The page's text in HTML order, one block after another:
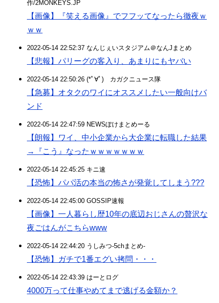
作/2MONKEYS.JP
【画像】『笑える画像』でフフッてなったら徹夜ｗ
ｗｗ
2022-05-14 22:52:37 なんじぇいスタジアム＠なんJまとめ
【悲報】パリーグの客入り、あまりにもヤバい
2022-05-14 22:50:26 (*ﾟ∀ﾟ)ゞカガクニュース隊
【急募】オタクのワイにオススメしたい一般向けバ
ンド
2022-05-14 22:47:59 NEWSぽけまとめーる
【朗報】ワイ、中小企業から大企業に転職した結果
→『こう』なったｗｗｗｗｗｗｗ
2022-05-14 22:45:25 キニ速
【恐怖】パパ活の本当の怖さが発覚してしまう???
2022-05-14 22:45:00 GOSSIP速報
【画像】一人暮らし歴10年の底辺おじさんの贅沢な
夜ごはんがこちらwww
2022-05-14 22:44:20 うしみつ-5chまとめ-
【恐怖】ガチで1番エグい拷問・・・
2022-05-14 22:43:39 はーとログ
4000万って仕事やめてまで逃げる金額か？